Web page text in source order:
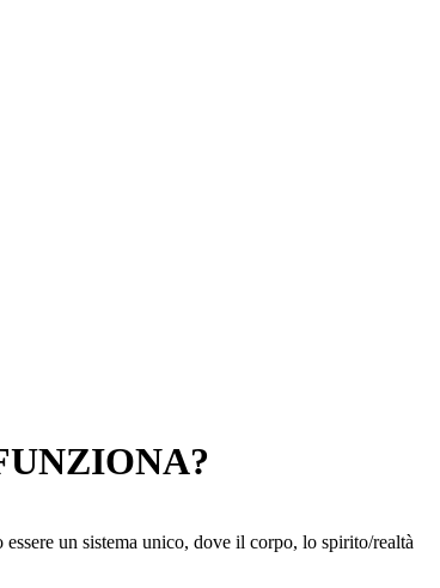
un sistema unico, dove il corpo, lo spirito/realtà